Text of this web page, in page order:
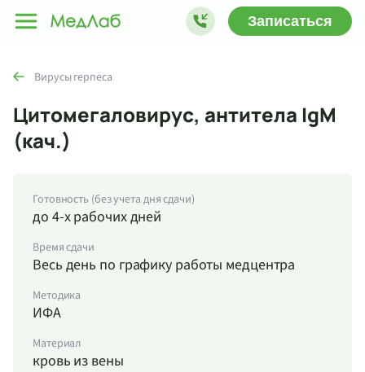
Записаться
Вирусы герпеса
Цитомегаловирус, антитела IgM
(кач.)
Готовность (без учета дня сдачи)
до 4-х рабочих дней
Время сдачи
Весь день по графику работы медцентра
Методика
ИФА
Материал
кровь из вены